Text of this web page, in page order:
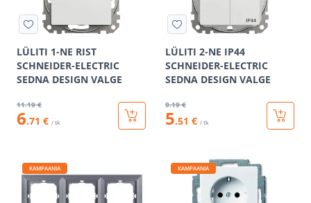
LÜLITI 1-NE RIST
SCHNEIDER-ELECTRIC
SEDNA DESIGN VALGE
11.19 €
6.71 € / tk
LÜLITI 2-NE IP44
SCHNEIDER-ELECTRIC
SEDNA DESIGN VALGE
9.19 €
5.51 € / tk
KAMPAANIA KAMPAANIA